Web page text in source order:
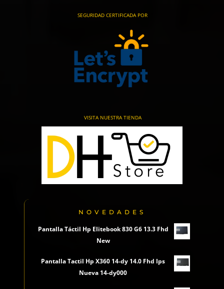
SEGURIDAD CERTIFICADA POR
VISITA NUESTRA TIENDA
NOVEDADES
Pantalla Táctil Hp Elitebook 830 G6 13.3 Fhd
New
Pantalla Tactil Hp X360 14-dy 14.0 Fhd Ips
Nueva 14-dy000